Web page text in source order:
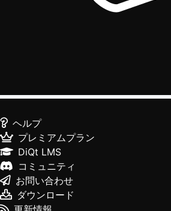
ヘルプ
プレミアムプラン
DiQt LMS
コミュニティ
お問い合わせ
ダウンロード